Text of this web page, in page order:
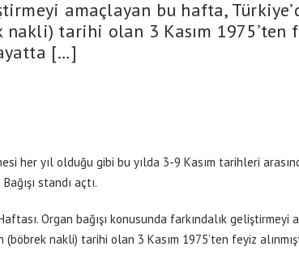
amaçlayan bu hafta,
tarihi olan 3 Kasım 1975’ten
[…]
her yıl olduğu gibi bu yılda 3-9 Kasım tarihleri
standı açtı.
Organ bağışı konusunda farkındalık
nakli) tarihi olan 3 Kasım 1975’ten feyiz